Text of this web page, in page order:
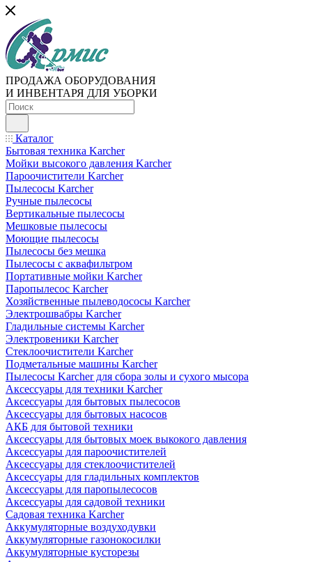
ПРОДАЖА ОБОРУДОВАНИЯ
И ИНВЕНТАРЯ ДЛЯ УБОРКИ
Каталог
Бытовая техника Karcher
Мойки высокого давления Karcher
Пароочистители Karcher
Пылесосы Karcher
Ручные пылесосы
Вертикальные пылесосы
Мешковые пылесосы
Моющие пылесосы
Пылесосы без мешка
Пылесосы с аквафильтром
Портативные мойки Karcher
Паропылесос Karcher
Хозяйственные пылеводососы Karcher
Электрошвабры Karcher
Гладильные системы Karcher
Электровеники Karcher
Стеклоочистители Karcher
Подметальные машины Karcher
Пылесосы Karcher для сбора золы и сухого мысора
Аксессуары для техники Karcher
Аксессуары для бытовых пылесосов
Аксессуары для бытовых насосов
АКБ для бытовой техники
Аксессуары для бытовых моек выкокого давления
Аксессуары для пароочистителей
Аксессуары для стеклоочистителей
Аксессуары для гладильных комплектов
Аксессуары для паропылесосов
Аксессуары для садовой техники
Садовая техника Karcher
Аккумуляторные воздуходувки
Аккумуляторные газонокосилки
Аккумуляторные кусторезы